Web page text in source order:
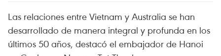
Las relaciones entre Vietnam y Australia se han
desarrollado de manera integral y profunda en los
últimos 50 años, destacó el embajador de Hanoi